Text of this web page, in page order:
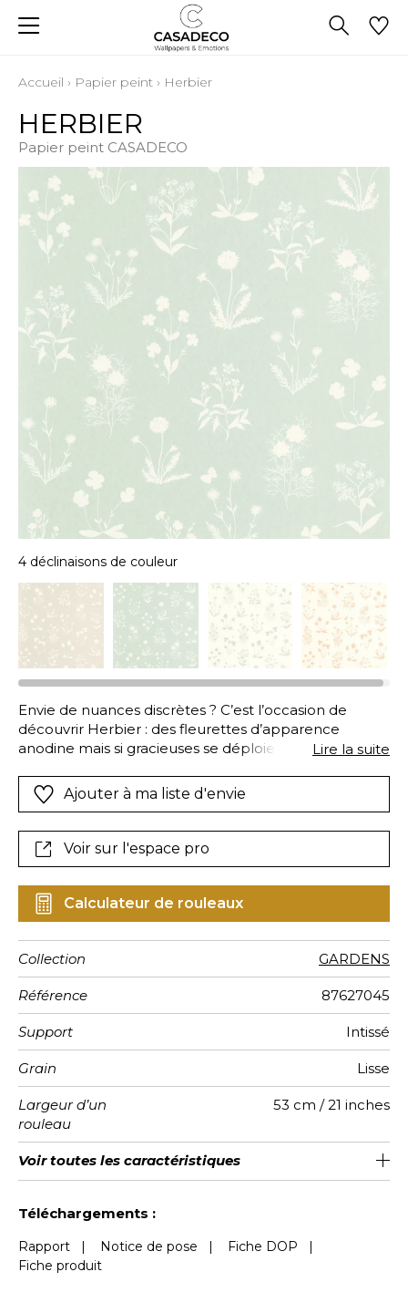
Accueil › Papier peint › Herbier
HERBIER
Papier peint CASADECO
4 déclinaisons de couleur
Envie de nuances discrètes ? C’est l’occasion de
découvrir Herbier : des fleurettes d’apparence
anodine mais si gracieuses se déploient en pochoir
séneçon, vous les avez déjà toutes croisées dans un
coin de massif ou au détour d’une allée…
Lire la suite
Ajouter à ma liste d'envie
Voir sur l'espace pro
Calculateur de rouleaux
Collection GARDENS
Référence 87627045
Support Intissé
Grain Lisse
Largeur d’un
rouleau
53 cm / 21 inches
Longueur
Vendu au rouleau de 10.05m / 11
yards
Raccord Raccord sauté 1/2
Rapport
Vertical
64cm / 25 pouces
Poids g/m² 125
Entretien Lavable
Pose colle Encollage du mur
Dépose Arrachage à sec
Norme COV A+
ASTME84 Class A
Norme
euroclass
B s1 d0
Voir toutes les caractéristiques
Téléchargements :
Rapport | Notice de pose | Fiche DOP |
Fiche produit